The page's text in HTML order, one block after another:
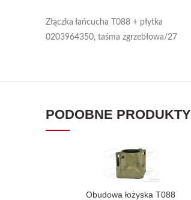
Złączka łańcucha T088 + płytka
0203964350, taśma zgrzebłowa/27
PODOBNE PRODUKTY
Obudowa łożyska T088